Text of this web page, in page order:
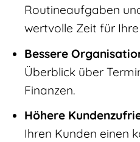
Routineaufgaben
wertvolle Zeit für
Bessere
Überblick über
Finanzen.
Höhere
Ihren Kunden einen